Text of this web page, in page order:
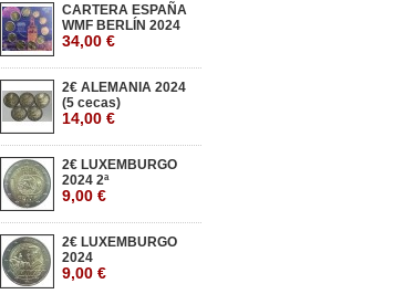
CARTERA ESPAÑA
WMF BERLÍN 2024
34,00 €
2€ ALEMANIA 2024
(5 cecas)
14,00 €
2€ LUXEMBURGO
2024 2ª
9,00 €
2€ LUXEMBURGO
2024
9,00 €